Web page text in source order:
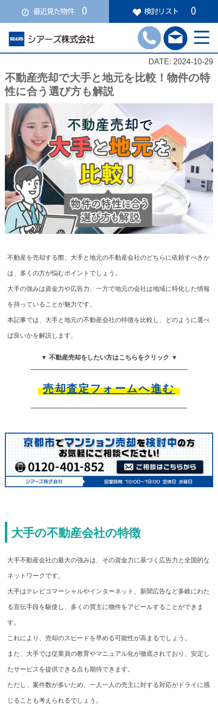
最近見た物件 0 検討リスト 0
DATE: 2024-10-29
不動産売却で大手と地元を比較！物件の特
性に合う選び方も解説
不動産を売却する際、大手と地元の不動産会社のどちらに依頼すべきか
は、多くの方が悩むポイントでしょう。
大手の強みは資金力や広告力、一方で地元の会社は地域に特化した情報
を持っていることが魅力です。
本記事では、大手と地元の不動産会社の特徴を比較し、どのように選べ
ば良いかを解説します。
▼ 不動産売却をしたい方はこちらをクリック ▼
売却査定フォームへ進む
大手の不動産会社の特徴
大手不動産会社の最大の強みは、その資金力に基づく広告力と全国的な
ネットワークです。
大手はテレビコマーシャルやインターネット、新聞広告など多岐にわた
る宣伝手段を駆使し、多くの買主に物件をアピールすることができま
す。
これにより、売却のスピードを早める可能性が高まるでしょう。
また、大手では従業員の教育やマニュアル化が徹底されており、安定し
たサービスを提供できる点も期待できます。
ただし、案件数が多いため、一人一人の売主に対する対応がドライに感
じることも考えられるでしょう。